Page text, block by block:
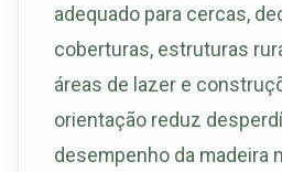
adequado para cercas,
coberturas, estruturas
áreas de lazer e
orientação reduz
desempenho da madeira